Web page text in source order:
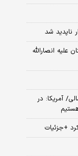
انصارالله
آمریکا: در
+جزئیات